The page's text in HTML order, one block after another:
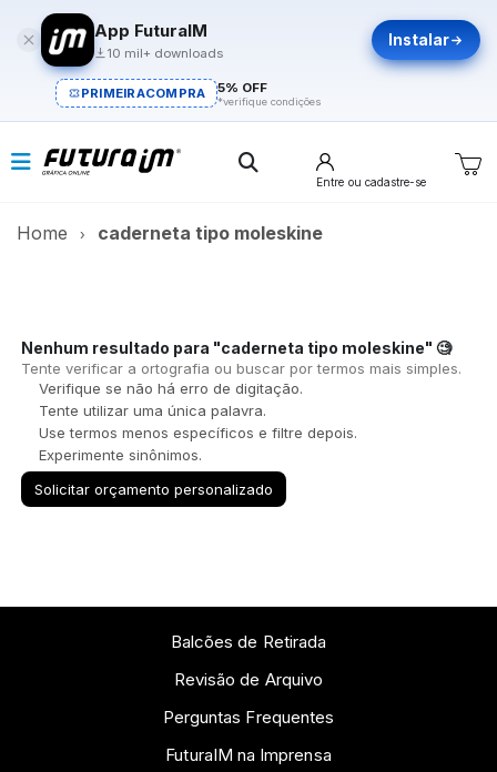
App FuturaIM
10 mil+ downloads
Instalar
PRIMEIRACOMPRA 5% OFF
*verifique condições
Entre ou cadastre-se
Home caderneta tipo moleskine
Nenhum resultado para "caderneta tipo moleskine" 🧐
Tente verificar a ortografia ou buscar por termos mais simples.
Verifique se não há erro de digitação.
Tente utilizar uma única palavra.
Use termos menos específicos e filtre depois.
Experimente sinônimos.
Solicitar orçamento personalizado
Balcões de Retirada
Revisão de Arquivo
Perguntas Frequentes
FuturaIM na Imprensa